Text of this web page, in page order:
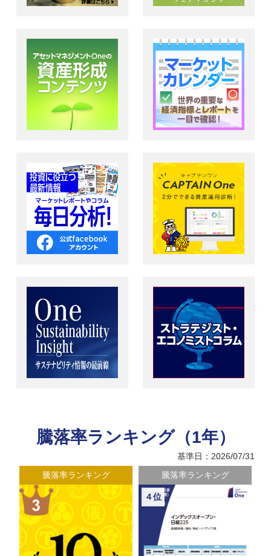
騰落率ランキング（1年）
基準日：2026/07/31
騰落率ランキング
５位
騰落率ランキング
６位